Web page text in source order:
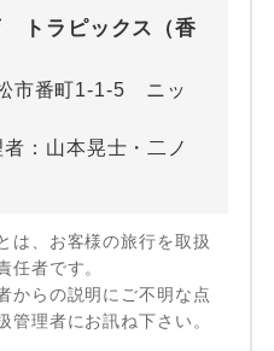
トラピックス（香
市番町1-1-5 ニッ
：山本晃士・二ノ
は、お客様の旅行を取扱
任者です。
からの説明にご不明な点
管理者にお訊ね下さい。